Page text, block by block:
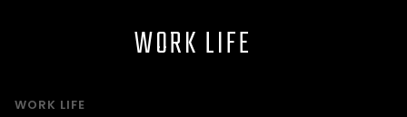
WORK LIFE
WORK LIFE